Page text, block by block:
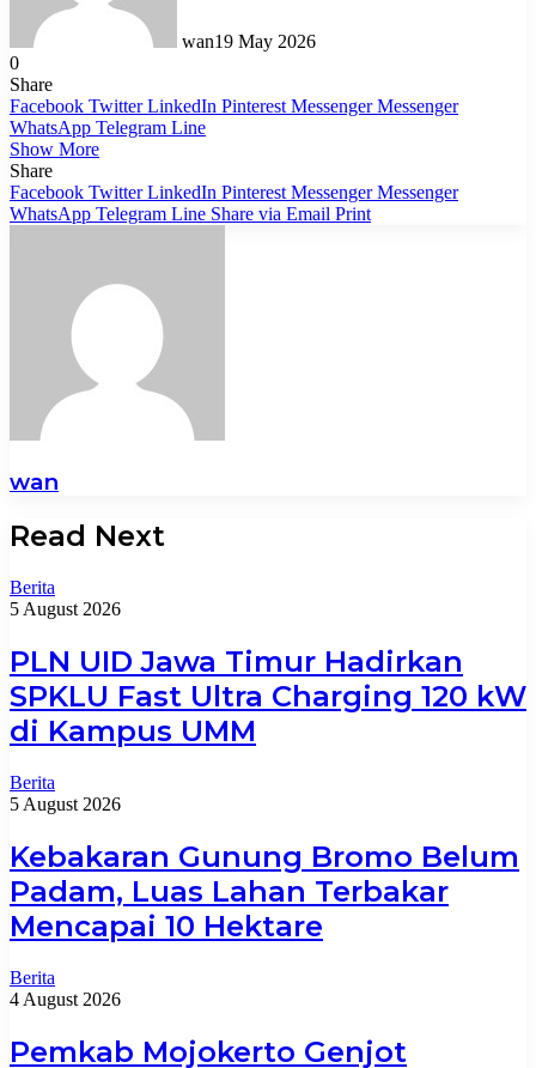
wan19 May 2026
0
Share
Facebook Twitter LinkedIn Pinterest Messenger Messenger
WhatsApp Telegram Line
Show More
Share
Facebook Twitter LinkedIn Pinterest Messenger Messenger
WhatsApp Telegram Line Share via Email Print
wan
Read Next
Berita
5 August 2026
PLN UID Jawa Timur Hadirkan
SPKLU Fast Ultra Charging 120 kW
di Kampus UMM
Berita
5 August 2026
Kebakaran Gunung Bromo Belum
Padam, Luas Lahan Terbakar
Mencapai 10 Hektare
Berita
4 August 2026
Pemkab Mojokerto Genjot